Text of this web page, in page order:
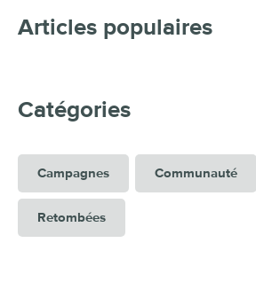
Articles populaires
Catégories
Campagnes Communauté
Retombées